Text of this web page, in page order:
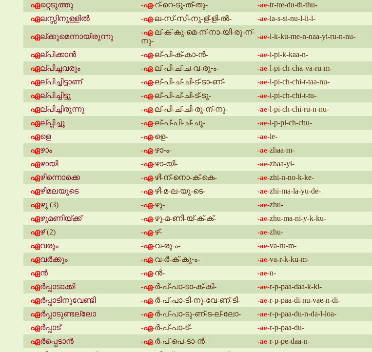
ഏറ്റെടുത്തു -ഏ-റ്-റെ-ടു-ത്-തു- -ae-tr-tre-du-th-thu-
ഏലസ്സിനുള്ളിൽ -ഏ-ല-സ്-സി-നു-ള്-ളി-ൽ- -ae-la-s-si-nu-l-li-l-
ഏല്ക്കുമെന്നായിരുന്നു -ഏ-ല്-ക്-കു-മെ-ന്-നാ-യി-രു-ന്-
നു-
-ae-l-k-ku-me-n-naa-yi-ru-n-nu-
ഏല്പിക്കാൻ -ഏ-ല്-പി-ക്-കാ-ൻ- -ae-l-pi-k-kaa-n-
ഏല്പിച്ചവരും -ഏ-ല്-പി-ച്-ച-വ-രു-ം- -ae-l-pi-ch-cha-va-ru-m-
ഏല്പിച്ചിട്ടാണ് -ഏ-ല്-പി-ച്-ചി-ട്-ടാ-ണ്- -ae-l-pi-ch-chi-t-taa-nu-
ഏല്പിച്ചിട്ടു -ഏ-ല്-പി-ച്-ചി-ട്-ടു- -ae-l-pi-ch-chi-t-tu-
ഏല്പിച്ചിരുന്നു -ഏ-ല്-പി-ച്-ചി-രു-ന്-നു- -ae-l-pi-ch-chi-ru-n-nu-
ഏല്പ്പിച്ചു -ഏ-ല്-പ്-പി-ച്-ചു- -ae-l-p-pi-ch-chu-
ഏളെ -ഏ-ളെ- -ae-le-
ഏഴാം -ഏ-ഴാ-ം- -ae-zhaa-m-
ഏഴായി -ഏ-ഴാ-യി- -ae-zhaa-yi-
ഏഴിന്നൊക്കെ -ഏ-ഴി-ന്-നൊ-ക്-കെ- -ae-zhi-n-no-k-ke-
ഏഴിമലയുടെ -ഏ-ഴി-മ-ല-യു-ടെ- -ae-zhi-ma-la-yu-de-
ഏഴു (3) -ഏ-ഴു- -ae-zhu-
ഏഴുമണിയ്ക്ക് -ഏ-ഴു-മ-ണി-യ്-ക്-ക്- -ae-zhu-ma-ni-y-k-ku-
ഏഴ്(2) -ഏ-ഴ്- -ae-zhu-
ഏവരും -ഏ-വ-രു-ം- -ae-va-ru-m-
ഏവർക്കും -ഏ-വ-ർ-ക്-കു-ം- -ae-va-r-k-ku-m-
ഏൻ -ഏ-ൻ- -ae-n-
ഏർപ്പാടാക്കി -ഏ-ർ-പ്-പാ-ടാ-ക്-കി- -ae-r-p-paa-daa-k-ki-
ഏർപ്പാടിനുവേണ്ടി -ഏ-ർ-പ്-പാ-ടി-നു-വേ-ണ്-ടി- -ae-r-p-paa-di-nu-vae-n-di-
ഏർപ്പാടുണ്ടല്ലോ -ഏ-ർ-പ്-പാ-ടു-ണ്-ട-ല്-ലോ- -ae-r-p-paa-du-n-da-l-loa-
ഏർപ്പാട് -ഏ-ർ-പ്-പാ-ട്- -ae-r-p-paa-du-
ഏർപ്പെടാൻ -ഏ-ർ-പ്-പെ-ടാ-ൻ- -ae-r-p-pe-daa-n-